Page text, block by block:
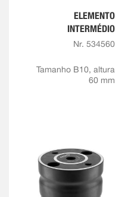
ELEMENTO
INTERMÉDIO
Nr. 534560
Tamanho B10, altura
60 mm